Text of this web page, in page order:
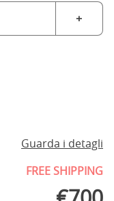
+
Guarda i detagli
FREE SHIPPING